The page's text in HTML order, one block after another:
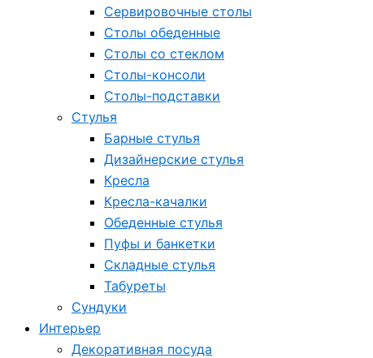
Сервировочные столы
Столы обеденные
Столы со стеклом
Столы-консоли
Столы-подставки
Стулья
Барные стулья
Дизайнерские стулья
Кресла
Кресла-качалки
Обеденные стулья
Пуфы и банкетки
Складные стулья
Табуреты
Сундуки
Интерьер
Декоративная посуда